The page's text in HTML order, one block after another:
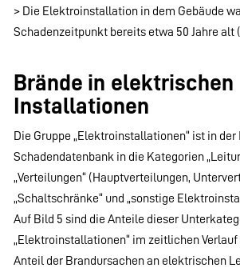
> Die Elektroinstallation in dem Gebäude
Schadenzeitpunkt bereits etwa 50 Jahre alt
Brände in elektrischen
Installationen
Die Gruppe „Elektroinstallationen“ ist in der
Schadendatenbank in die Kategorien
„Verteilungen“ (Hauptverteilungen,
„Schaltschränke“ und „sonstige
Auf Bild 5 sind die Anteile dieser
„Elektroinstallationen“ im zeitlichen
Anteil der Brandursachen an elektrischen